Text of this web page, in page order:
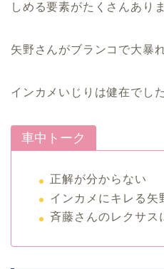
しめる要素がたくさんあり
矢野さんがブランコで大暴
インカメいじりは健在でし
車中トーク
正解が分からない
インカメにキレる矢
斉藤さんのレクサス